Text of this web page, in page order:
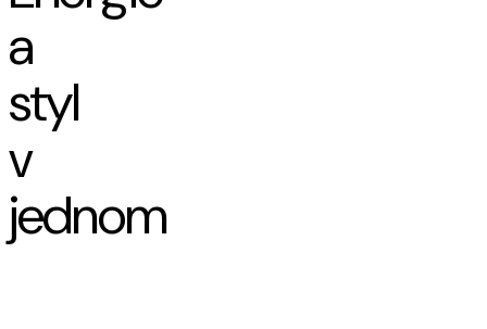
a
styl
v
jednom